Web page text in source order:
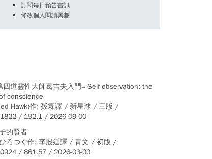
訂閱每日預告書訊
修改個人閱讀興趣
四道靈性大師葛吉夫入門= Self observation: the
conscience
Hawk)作; 孫霖譯 / 新星球 / 三版 /
/ 192.1 / 2026-09-00
的賢者
ろつぐ作; 李殷廷譯 / 青文 / 初版 /
/ 861.57 / 2026-03-00